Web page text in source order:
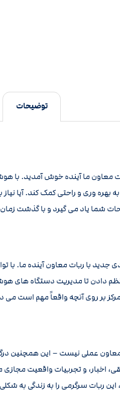
توضیحات
معاون ما آینده خوش آمدید.
بهره وری و راحتی کمک کند. آیا
یاد می گیرد و با گذشت زمان
جدید با ربات معاون آینده ما.
دادن تا مدیریت دستگاه های
بر روی آنچه واقعاً مهم است می
عملی نیست – این همچنین
و تجربیات واقعیت مجازی
ربات سرگرمی را به زندگی به